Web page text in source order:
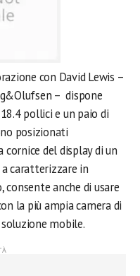
con David Lewis –
– dispone
pollici e un paio di
posizionati
del display di un
caratterizzare in
anche di usare
la più ampia camera di
mobile.